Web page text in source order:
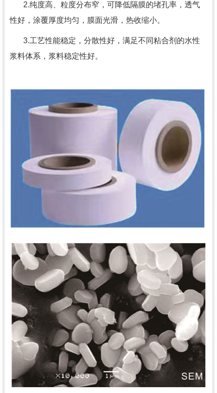
2.纯度高、粒度分布窄，可降低隔膜的堵孔率，透气
性好，涂覆厚度均匀，膜面光滑，热收缩小。
3.工艺性能稳定，分散性好，满足不同粘合剂的水性
浆料体系，浆料稳定性好。